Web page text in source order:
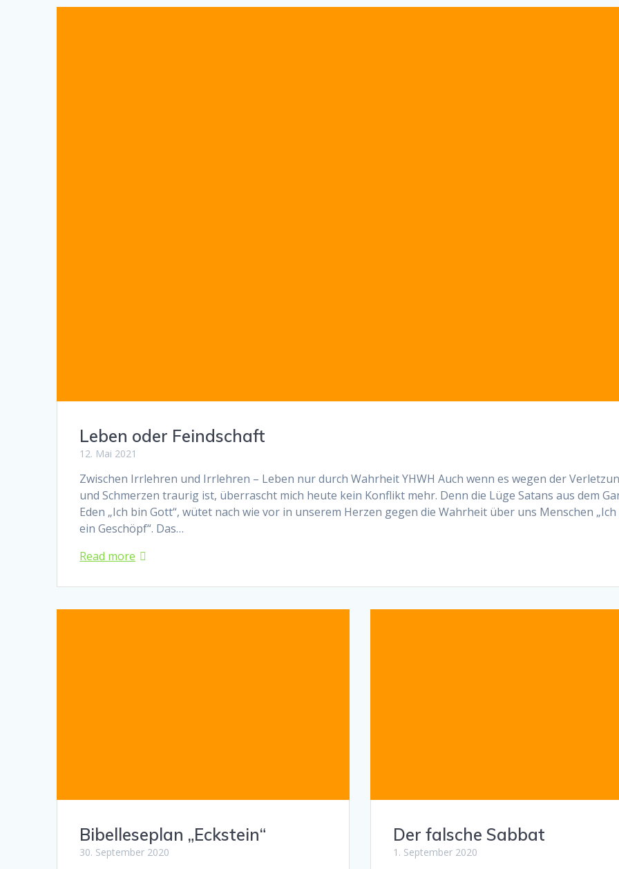
Leben oder Feindschaft
12. Mai 2021
Zwischen Irrlehren und Irrlehren – Leben nur durch Wahrheit YHWH Auch wenn es wegen der
und Schmerzen traurig ist, überrascht mich heute kein Konflikt mehr. Denn die Lüge Satans aus dem
Eden „Ich bin Gott“, wütet nach wie vor in unserem Herzen gegen die Wahrheit über uns Menschen
ein Geschöpf“. Das…
Read more
Bibelleseplan „Eckstein“
30. September 2020
Der falsche Sabbat
1. September 2020